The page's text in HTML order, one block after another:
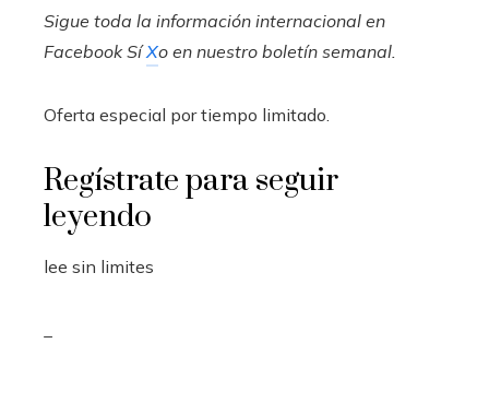
Sigue toda la información internacional en
FacebookSíXo en nuestro boletín semanal
Oferta especial por tiempo limitado.
Regístrate para seguir
leyendo
lee sin limites